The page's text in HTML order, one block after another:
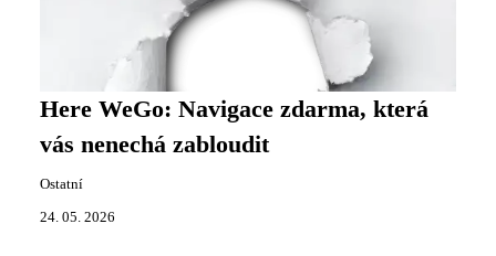
Here WeGo: Navigace zdarma, která
vás nenechá zabloudit
Ostatní
24. 05. 2026